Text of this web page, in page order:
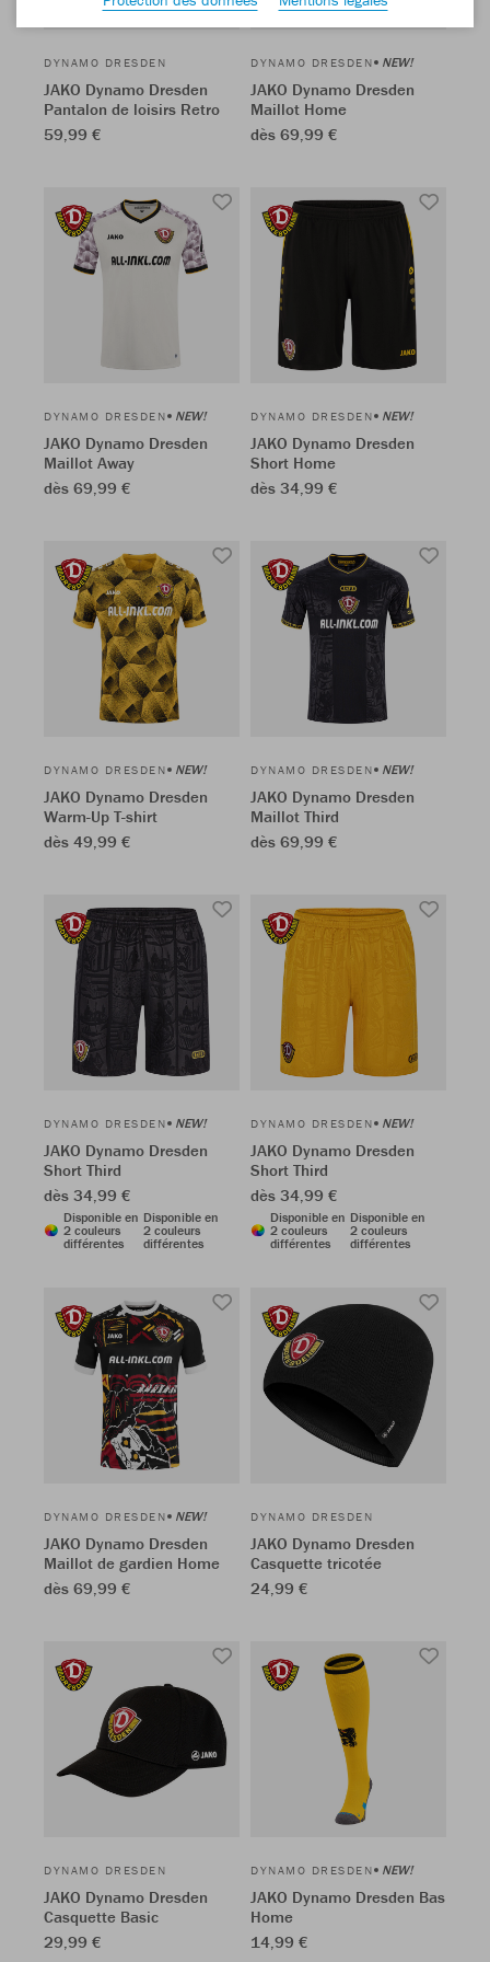
DYNAMO DRESDEN
JAKO Dynamo Dresden
Pantalon de loisirs Retro
59,99 €
DYNAMO DRESDEN NEW!
JAKO Dynamo Dresden
Maillot Home
dès 69,99 €
DYNAMO DRESDEN NEW!
JAKO Dynamo Dresden
Maillot Away
dès 69,99 €
DYNAMO DRESDEN NEW!
JAKO Dynamo Dresden
Short Home
dès 34,99 €
DYNAMO DRESDEN NEW!
JAKO Dynamo Dresden
Warm-Up T-shirt
dès 49,99 €
DYNAMO DRESDEN NEW!
JAKO Dynamo Dresden
Maillot Third
dès 69,99 €
DYNAMO DRESDEN NEW!
JAKO Dynamo Dresden
Short Third
dès 34,99 €
Disponible en
2 couleurs
différentes
Disponible en
2 couleurs
différentes
DYNAMO DRESDEN NEW!
JAKO Dynamo Dresden
Short Third
dès 34,99 €
Disponible en
2 couleurs
différentes
Disponible en
2 couleurs
différentes
DYNAMO DRESDEN NEW!
JAKO Dynamo Dresden
Maillot de gardien Home
dès 69,99 €
DYNAMO DRESDEN
JAKO Dynamo Dresden
Casquette tricotée
24,99 €
DYNAMO DRESDEN
JAKO Dynamo Dresden
Casquette Basic
29,99 €
DYNAMO DRESDEN NEW!
JAKO Dynamo Dresden Bas
Home
14,99 €